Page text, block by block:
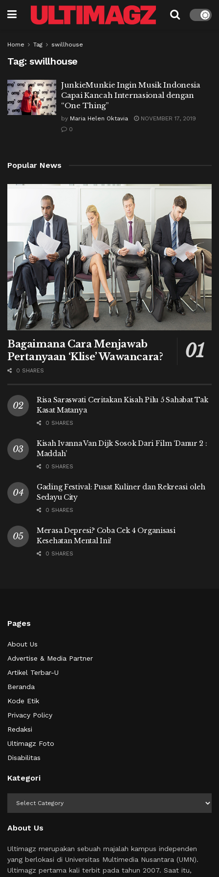
Home Tag swillhouse
Tag: swillhouse
JunkieMunkie Ingin Musik Indonesia
Capai Kancah Internasional dengan
“One Thing”
by Maria Helen Oktavia
NOVEMBER 17, 2019
0
Popular News
Bagaimana Cara Menjawab
Pertanyaan ‘Klise’ Wawancara?
0 SHARES
Risa Saraswati Ceritakan Kisah Pilu 5 Sahabat Tak
Kasat Matanya
0 SHARES
Kisah Ivanna Van Dijk Sosok Dari Film ‘Danur 2 :
Maddah’
0 SHARES
Gading Festival: Pusat Kuliner dan Rekreasi oleh
Sedayu City
0 SHARES
Merasa Depresi? Coba Cek 4 Organisasi
Kesehatan Mental Ini!
0 SHARES
Pages
About Us
Advertise & Media Partner
Artikel Terbar-U
Beranda
Kode Etik
Privacy Policy
Redaksi
Ultimagz Foto
Disabilitas
Kategori
About Us
Ultimagz merupakan sebuah majalah kampus independen
yang berlokasi di Universitas Multimedia Nusantara (UMN).
Ultimagz pertama kali terbit pada tahun 2007. Saat itu,